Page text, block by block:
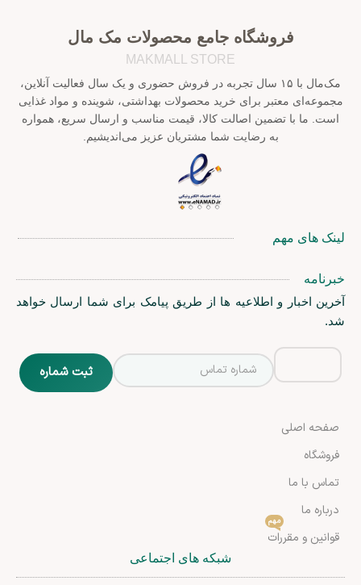
فروشگاه جامع محصولات مک مال
MAKMALL STORE
مک‌مال با ۱۵ سال تجربه در فروش حضوری و یک سال فعالیت آنلاین،
مجموعه‌ای معتبر برای خرید محصولات بهداشتی، شوینده و مواد غذایی
است. ما با تضمین اصالت کالا، قیمت مناسب و ارسال سریع، همواره
به رضایت شما مشتریان عزیز می‌اندیشیم.
لینک های مهم
خبرنامه
آخرین اخبار و اطلاعیه ها از طریق پیامک برای شما ارسال خواهد
شد.
صفحه اصلی
فروشگاه
تماس با ما
درباره ما
قوانین و مقررات
مهم
شبکه های اجتماعی